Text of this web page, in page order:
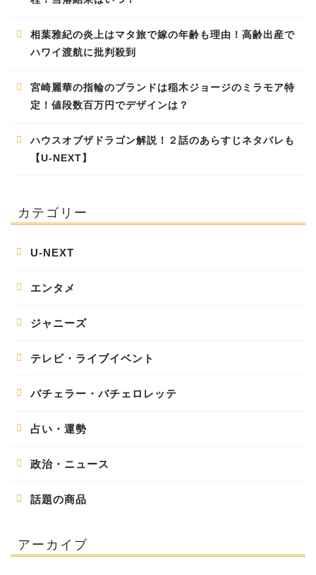
相葉雅紀の炎上はマタ旅で嫁の年齢も理由！高齢出産で
ハワイ渡航に批判殺到
宮崎麗華の指輪のブランドは稲木ジョージのミラモア特
定！値段数百万円でデザインは？
ハウスオブザドラゴン解説！２話のあらすじネタバレも
【U-NEXT】
カテゴリー
U-NEXT
エンタメ
ジャニーズ
テレビ・ライブイベント
バチェラー・バチェロレッテ
占い・運勢
政治・ニュース
話題の商品
アーカイブ